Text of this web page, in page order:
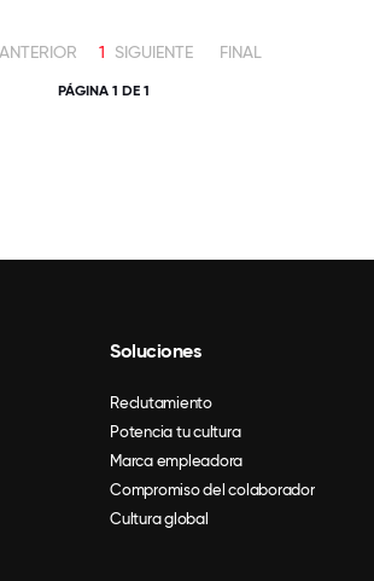
ANTERIOR 1 SIGUIENTE FINAL
PÁGINA 1 DE 1
Soluciones
Reclutamiento
Potencia tu cultura
Marca empleadora
Compromiso del colaborador
Cultura global